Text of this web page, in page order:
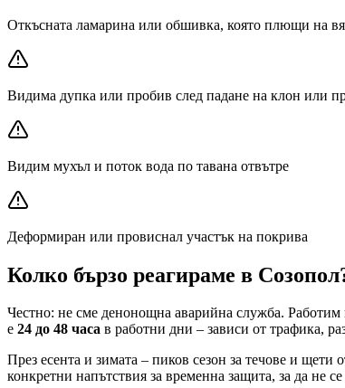
Откъсната ламарина или обшивка, която плющи на
Видима дупка или пробив след падане на клон или
Видим мухъл и поток вода по тавана отвътре
Деформиран или провиснал участък на покрива
Колко бързо реагираме в Созопол
Честно: не сме денонощна аварийна служба.
е 24 до 48 часа в работни дни – зависи от трафика,
През есента и зимата – пиков сезон за течове и щети
конкретни напътствия за временна защита, за да не